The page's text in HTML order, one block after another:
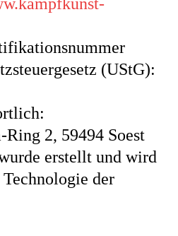
(UStG):
2, 59494 Soest
erstellt und wird
der